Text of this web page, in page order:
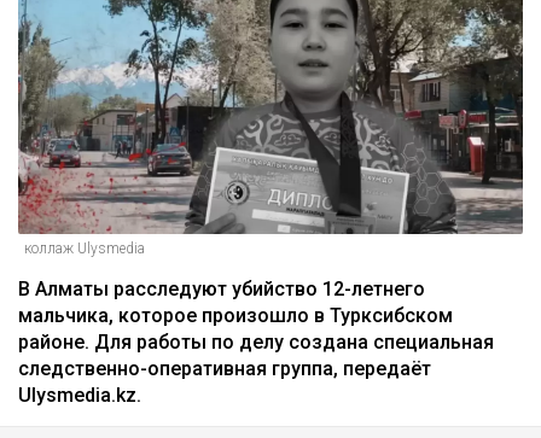
коллаж Ulysmedia
В Алматы расследуют убийство 12-летнего
мальчика, которое произошло в Турксибском
районе. Для работы по делу создана специальная
следственно-оперативная группа, передаёт
Ulysmedia.kz.